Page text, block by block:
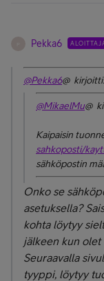
Pekka6
@Pekka6@ kirjoitti:
@MikaelMu@
Kaipaisin
sahkoposti/
sähköpostin
Onko se
asetuksella?
kohta löytyy
jälkeen kun olet
Seuraavalla
tyyppi, löytyy